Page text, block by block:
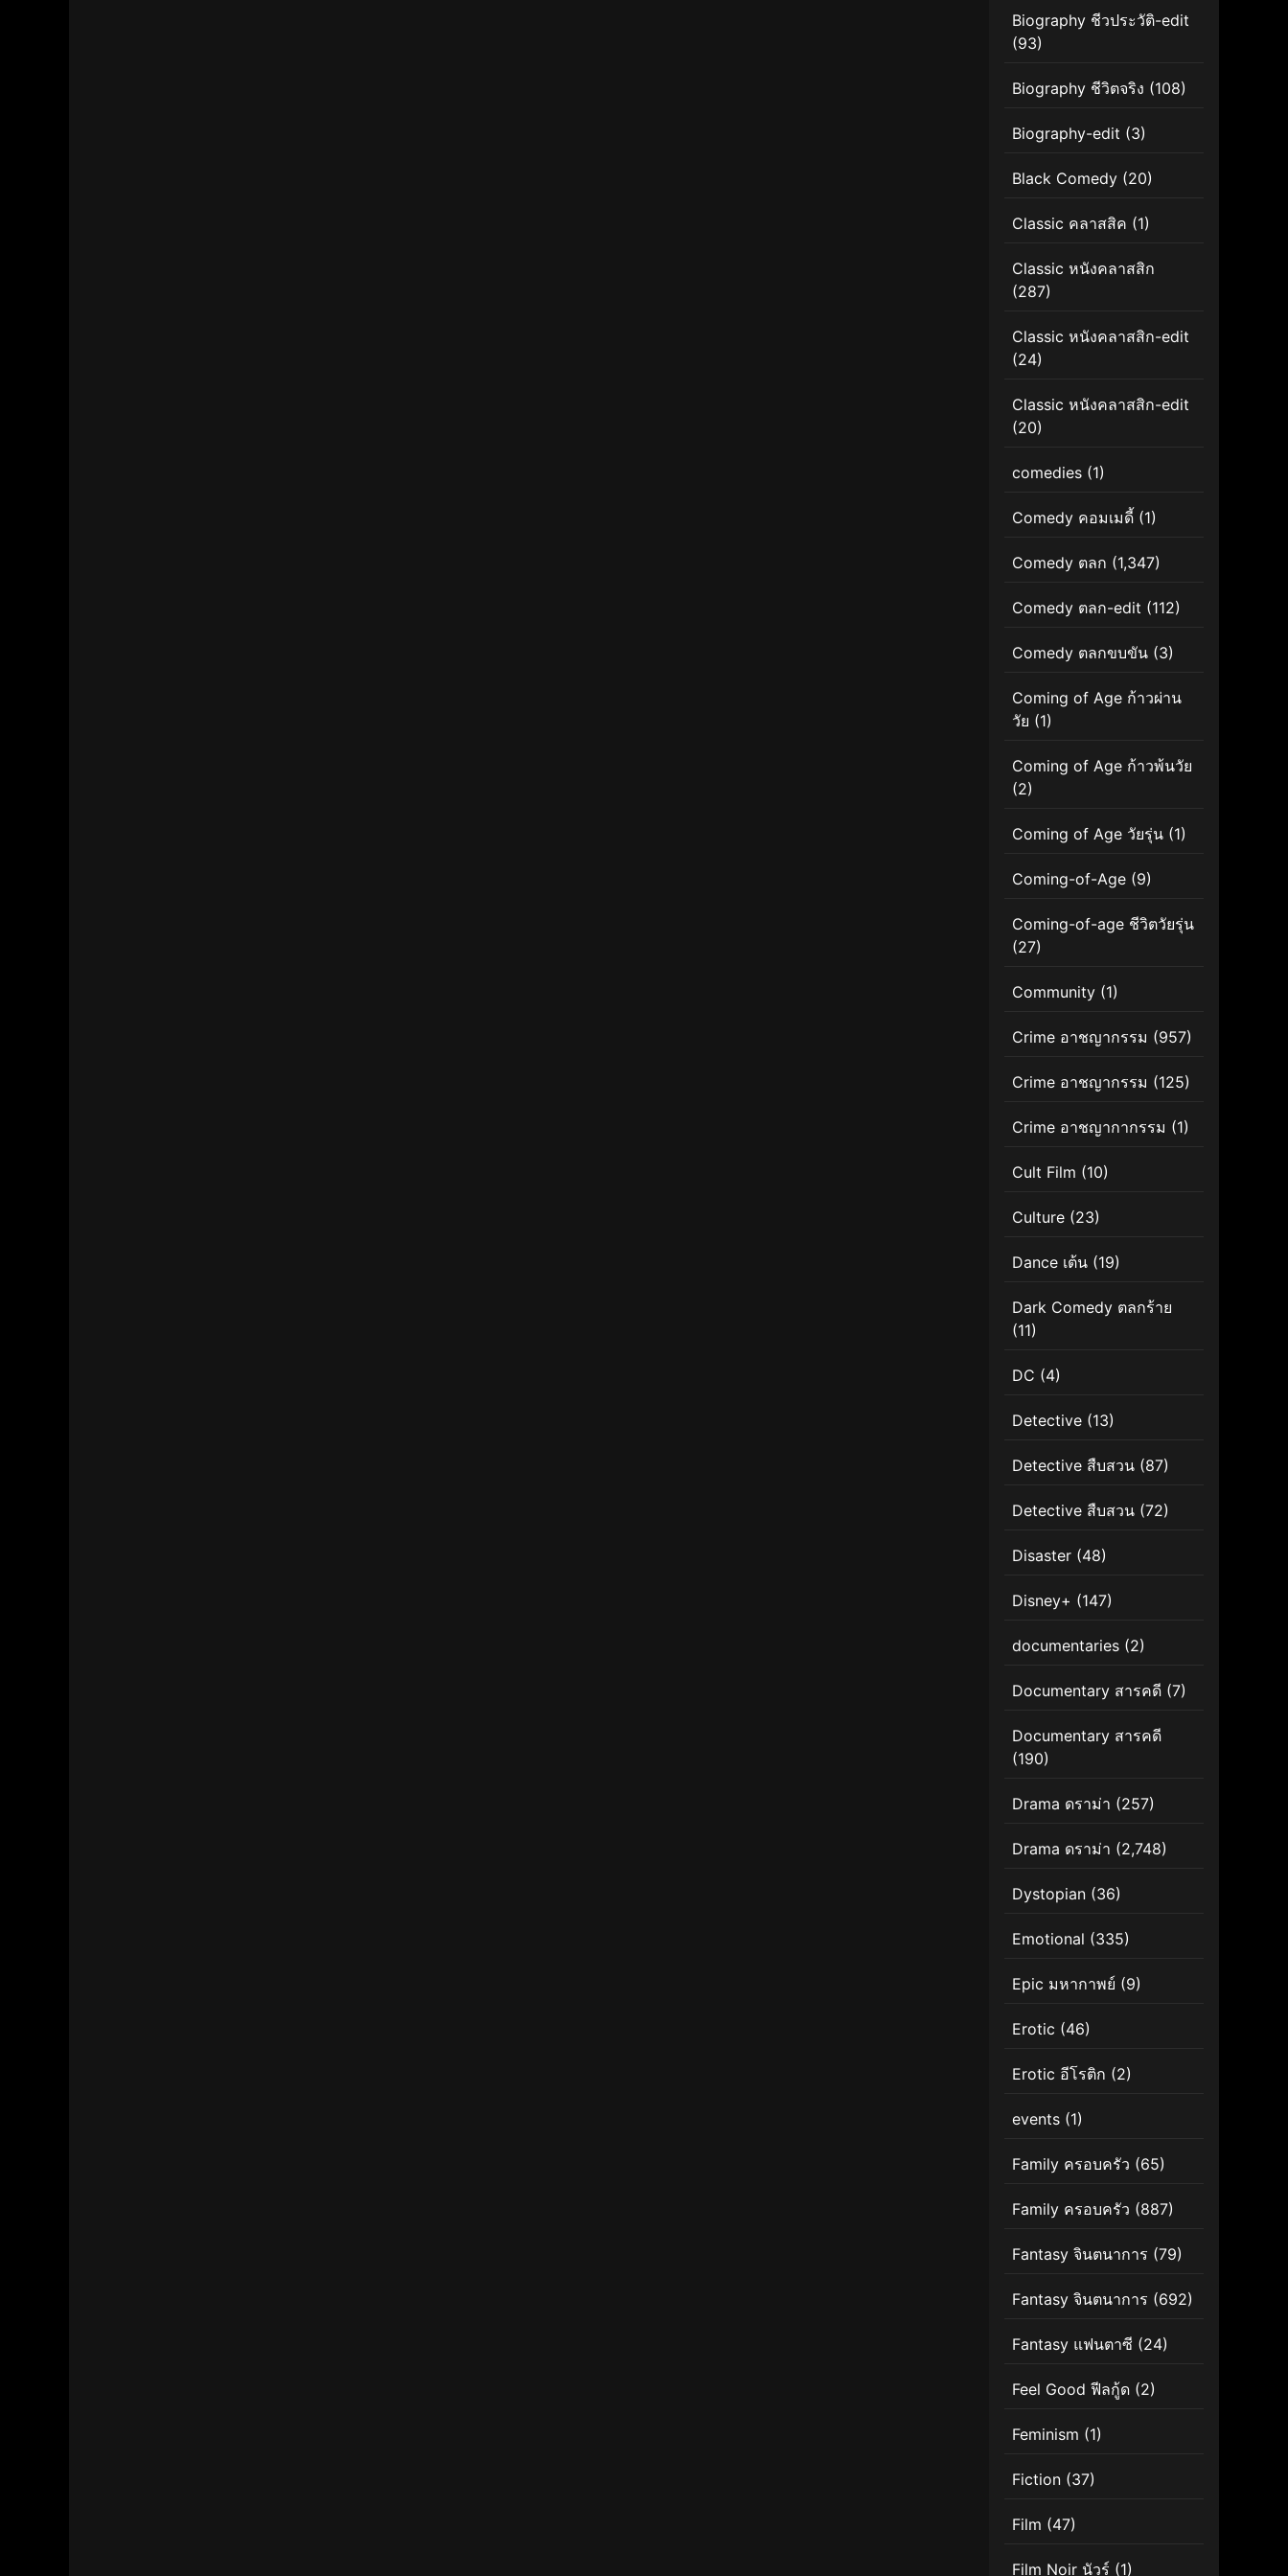
Biography ชีวประวัติ-edit
(93)
Biography ชีวิตจริง (108)
Biography-edit (3)
Black Comedy (20)
Classic คลาสสิค (1)
Classic หนังคลาสสิก
(287)
Classic หนังคลาสสิก-edit
(24)
Classic หนังคลาสสิก-edit
(20)
comedies (1)
Comedy คอมเมดี้ (1)
Comedy ตลก (1,347)
Comedy ตลก-edit (112)
Comedy ตลกขบขัน (3)
Coming of Age ก้าวผ่าน
วัย (1)
Coming of Age ก้าวพ้นวัย
(2)
Coming of Age วัยรุ่น (1)
Coming-of-Age (9)
Coming-of-age ชีวิตวัยรุ่น
(27)
Community (1)
Crime อาชญากรรม (957)
Crime อาชญากรรม (125)
Crime อาชญากากรรม (1)
Cult Film (10)
Culture (23)
Dance เต้น (19)
Dark Comedy ตลกร้าย
(11)
DC (4)
Detective (13)
Detective สืบสวน (87)
Detective สืบสวน (72)
Disaster (48)
Disney+ (147)
documentaries (2)
Documentary สารคดี (7)
Documentary สารคดี
(190)
Drama ดราม่า (257)
Drama ดราม่า (2,748)
Dystopian (36)
Emotional (335)
Epic มหากาพย์ (9)
Erotic (46)
Erotic อีโรติก (2)
events (1)
Family ครอบครัว (65)
Family ครอบครัว (887)
Fantasy จินตนาการ (79)
Fantasy จินตนาการ (692)
Fantasy แฟนตาซี (24)
Feel Good ฟีลกู้ด (2)
Feminism (1)
Fiction (37)
Film (47)
Film Noir นัวร์ (1)